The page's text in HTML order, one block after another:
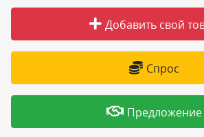
Публикации
Справка
Товары и услуги
Добавить свой
Спрос
Предложение